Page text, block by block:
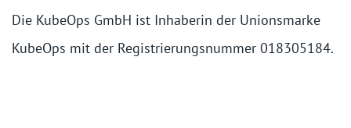
Die KubeOps GmbH ist Inhaberin der Unionsmarke
KubeOps mit der Registrierungsnummer 018305184.